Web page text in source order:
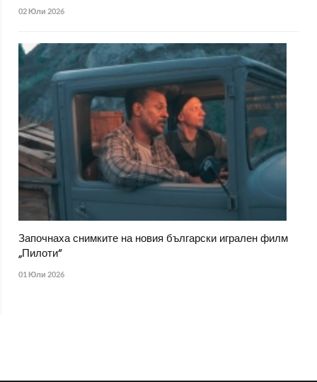
02 Юли 2026
Започнаха снимките на новия български игрален филм
„Пилоти“
01 Юли 2026